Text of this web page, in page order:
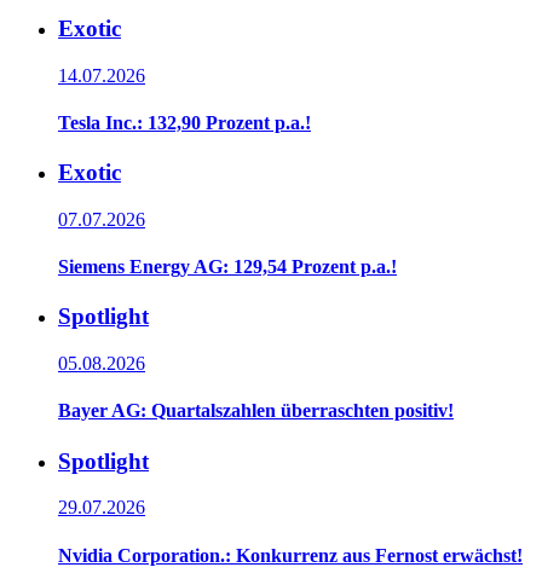
Exotic
14.07.2026
Tesla Inc.: 132,90 Prozent p.a.!
Exotic
07.07.2026
Siemens Energy AG: 129,54 Prozent p.a.!
Spotlight
05.08.2026
Bayer AG: Quartalszahlen überraschten positiv!
Spotlight
29.07.2026
Nvidia Corporation.: Konkurrenz aus Fernost erwächst!